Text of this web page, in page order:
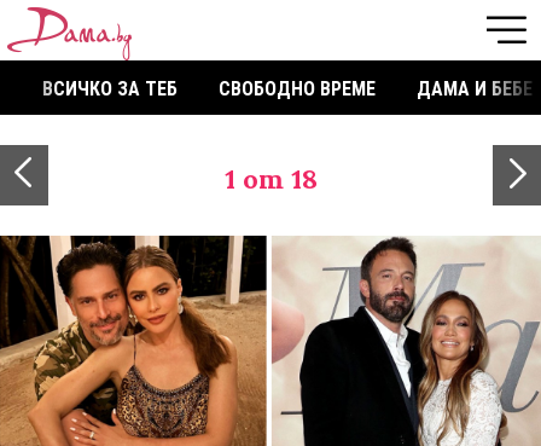
ВСИЧКО ЗА ТЕБ СВОБОДНО ВРЕМЕ ДАМА И БЕБЕ
1 от 18